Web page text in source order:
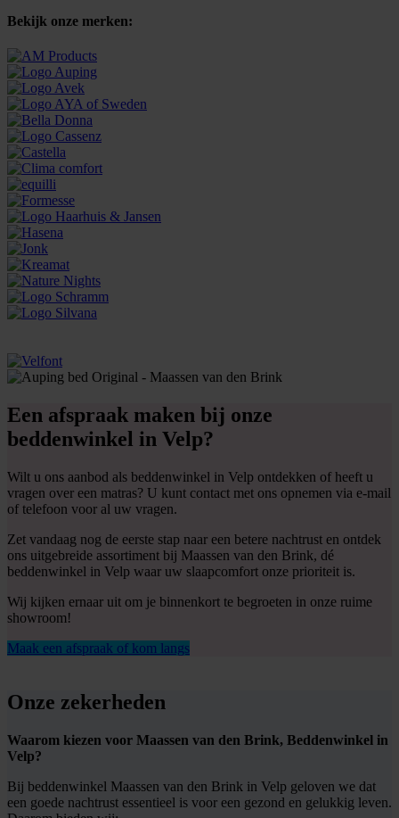
Bekijk onze merken:
Een afspraak maken bij onze
beddenwinkel in Velp?
Wilt u ons aanbod als beddenwinkel in Velp ontdekken of heeft u
vragen over een matras? U kunt contact met ons opnemen via e-mail
of telefoon voor al uw vragen.
Zet vandaag nog de eerste stap naar een betere nachtrust en ontdek
ons uitgebreide assortiment bij Maassen van den Brink, dé
beddenwinkel in Velp waar uw slaapcomfort onze prioriteit is.
Wij kijken ernaar uit om je binnenkort te begroeten in onze ruime
showroom!
Maak een afspraak of kom langs
Onze zekerheden
Waarom kiezen voor Maassen van den Brink, Beddenwinkel in
Velp?
Bij beddenwinkel Maassen van den Brink in Velp geloven we dat
een goede nachtrust essentieel is voor een gezond en gelukkig leven.